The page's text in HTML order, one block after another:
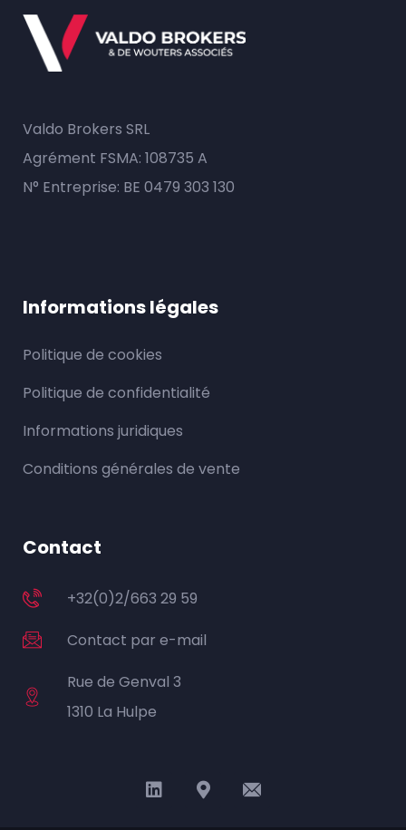
Valdo Brokers SRL
Agrément FSMA: 108735 A
N° Entreprise: BE 0479 303 130
Informations légales
Politique de cookies
Politique de confidentialité
Informations juridiques
Conditions générales de vente
Contact
+32(0)2/663 29 59
Contact par e-mail
Rue de Genval 3
1310 La Hulpe